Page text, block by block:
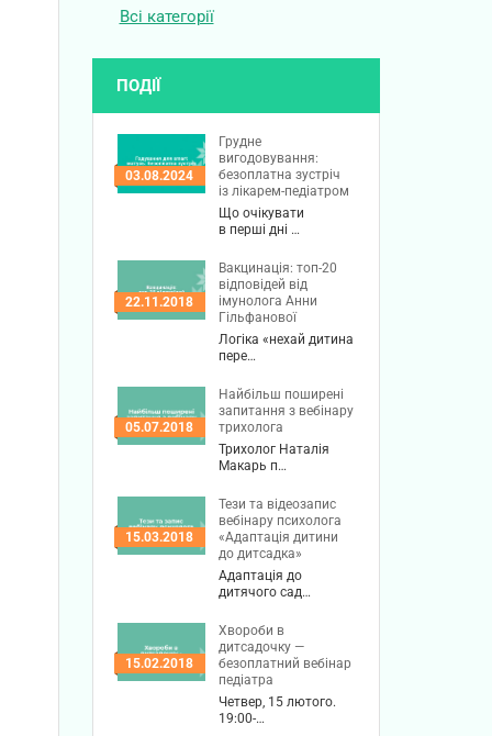
Всі категорії
ПОДІЇ
03.08.2024
Грудне
вигодовування:
безоплатна зустріч
із лікарем-педіатром
Що очікувати
в перші дні …
22.11.2018
Вакцинація: топ-20
відповідей від
імунолога Анни
Гільфанової
Логіка «нехай дитина
пере…
05.07.2018
Найбільш поширені
запитання з вебінару
трихолога
Трихолог Наталія
Макарь п…
15.03.2018
Тези та відеозапис
вебінару психолога
«Адаптація дитини
до дитсадка»
Адаптація до
дитячого сад…
15.02.2018
Хвороби в
дитсадочку —
безоплатний вебінар
педіатра
Четвер, 15 лютого.
19:00-…